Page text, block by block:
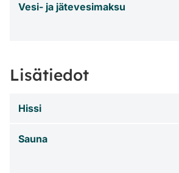
Vesi- ja jätevesimaksu
Lisätiedot
Hissi
Sauna